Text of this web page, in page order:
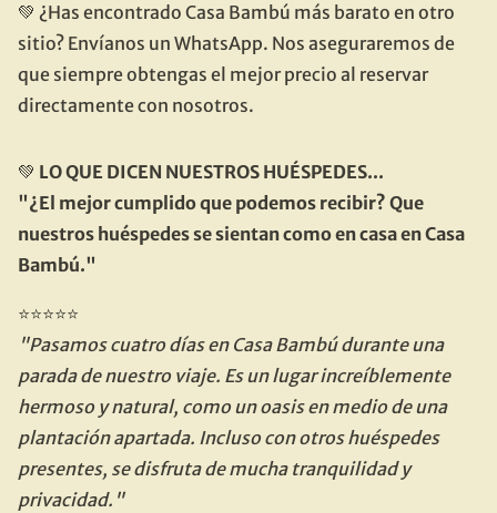
💚 ¿Has encontrado Casa Bambú más barato en otro
sitio? Envíanos un WhatsApp. Nos aseguraremos de
que siempre obtengas el mejor precio al reservar
directamente con nosotros.
💚 LO QUE DICEN NUESTROS HUÉSPEDES...
"¿El mejor cumplido que podemos recibir? Que
nuestros huéspedes se sientan como en casa en Casa
Bambú."
⭐⭐⭐⭐⭐
"Pasamos cuatro días en Casa Bambú durante una
parada de nuestro viaje. Es un lugar increíblemente
hermoso y natural, como un oasis en medio de una
plantación apartada. Incluso con otros huéspedes
presentes, se disfruta de mucha tranquilidad y
privacidad."